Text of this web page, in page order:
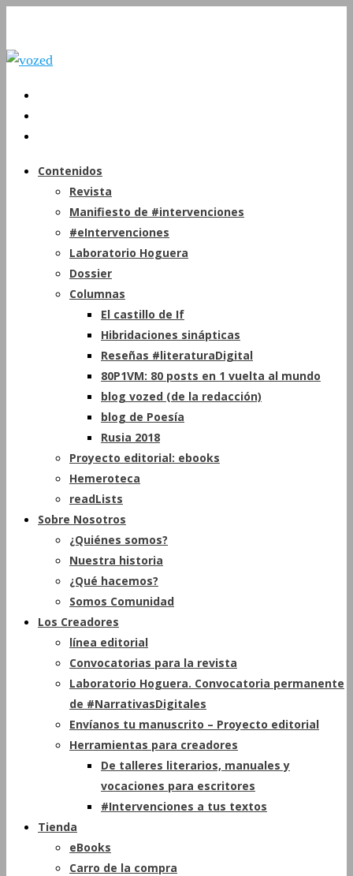
Contenidos
Revista
Manifiesto de #intervenciones
#eIntervenciones
Laboratorio Hoguera
Dossier
Columnas
El castillo de If
Hibridaciones sinápticas
Reseñas #literaturaDigital
80P1VM: 80 posts en 1 vuelta al mundo
blog vozed (de la redacción)
blog de Poesía
Rusia 2018
Proyecto editorial: ebooks
Hemeroteca
readLists
Sobre Nosotros
¿Quiénes somos?
Nuestra historia
¿Qué hacemos?
Somos Comunidad
Los Creadores
línea editorial
Convocatorias para la revista
Laboratorio Hoguera. Convocatoria permanente
de #NarrativasDigitales
Envíanos tu manuscrito – Proyecto editorial
Herramientas para creadores
De talleres literarios, manuales y
vocaciones para escritores
#Intervenciones a tus textos
Tienda
eBooks
Carro de la compra